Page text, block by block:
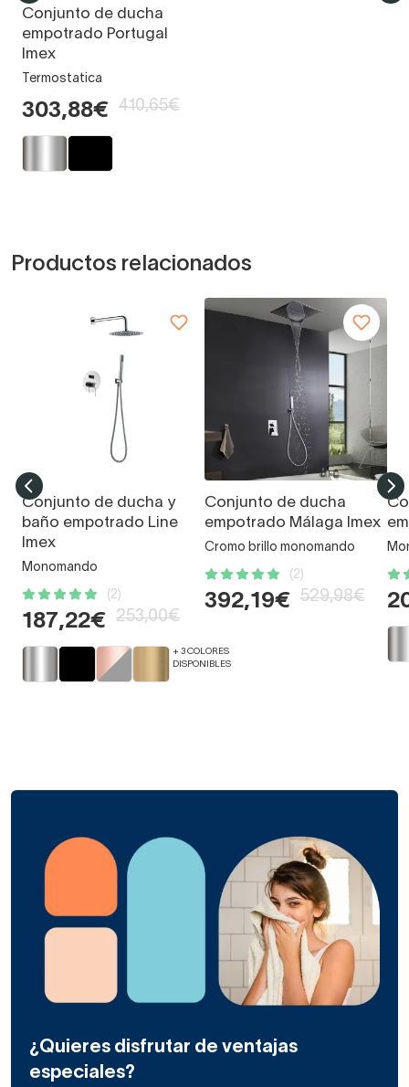
Conjunto de ducha
empotrado Portugal
Imex
Termostatica
303,88€ 410,65€
Productos relacionados
Conjunto de ducha y
baño empotrado Line
Imex
Monomando
(2)
187,22€ 253,00€
+ 3 COLORES
DISPONIBLES
Conjunto de ducha
empotrado Málaga Imex
Cromo brillo monomando
(2)
392,19€ 529,98€
¿Quieres disfrutar de ventajas
especiales?